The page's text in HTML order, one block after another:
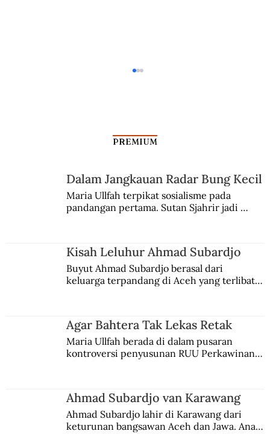
Kunjungan Putra Mahkota Belgia
PREMIUM
Dalam Jangkauan Radar Bung Kecil
Maria Ullfah terpikat sosialisme pada
pandangan pertama. Sutan Sjahrir jadi
Kisah Leluhur Ahmad Subardjo
Buyut Ahmad Subardjo berasal dari
keluarga terpandang di Aceh yang terlibat
Agar Bahtera Tak Lekas Retak
Maria Ullfah berada di dalam pusaran
kontroversi penyusunan RUU Perkawinan.
Ahmad Subardjo van Karawang
Ahmad Subardjo lahir di Karawang dari
keturunan bangsawan Aceh dan Jawa. Anak